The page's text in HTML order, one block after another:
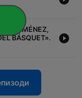
JIMÉNEZ,
BÁSQUET».